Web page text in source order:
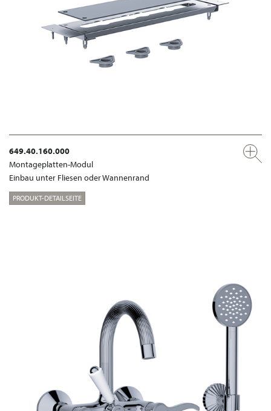
649.40.160.000
Montageplatten-Modul
Einbau unter Fliesen oder Wannenrand
PRODUKT-DETAILSEITE